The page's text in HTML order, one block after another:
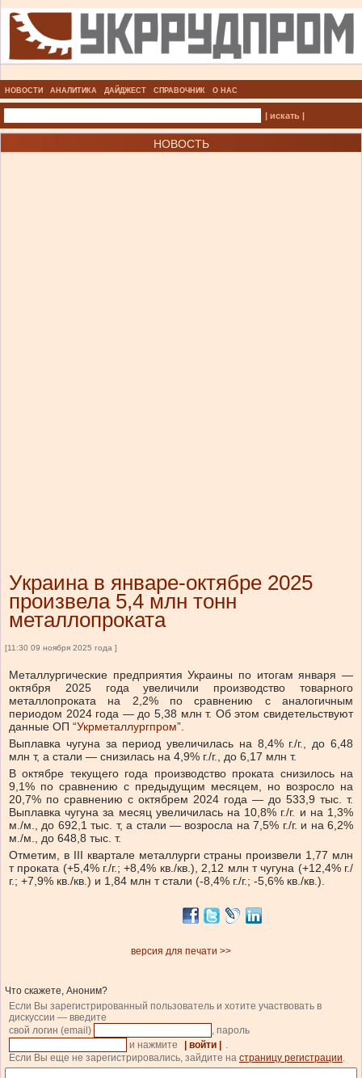
НОВОСТИ АНАЛИТИКА ДАЙДЖЕСТ СПРАВОЧНИК О НАС
| искать |
НОВОСТЬ
Украина в январе-октябре 2025
произвела 5,4 млн тонн
металлопроката
[11:30 09 ноября 2025 года ]
Металлургические предприятия Украины по итогам января —
октября 2025 года увеличили производство товарного
металлопроката на 2,2% по сравнению с аналогичным
периодом 2024 года — до 5,38 млн т. Об этом свидетельствуют
данные ОП “Укрметаллургпром”.
Выплавка чугуна за период увеличилась на 8,4% г./г., до 6,48
млн т, а стали — снизилась на 4,9% г./г., до 6,17 млн т.
В октябре текущего года производство проката снизилось на
9,1% по сравнению с предыдущим месяцем, но возросло на
20,7% по сравнению с октябрем 2024 года — до 533,9 тыс. т.
Выплавка чугуна за месяц увеличилась на 10,8% г./г. и на 1,3%
м./м., до 692,1 тыс. т, а стали — возросла на 7,5% г./г. и на 6,2%
м./м., до 648,8 тыс. т.
Отметим, в III квартале металлурги страны произвели 1,77 млн
т проката (+5,4% г./г.; +8,4% кв./кв.), 2,12 млн т чугуна (+12,4% г./
г.; +7,9% кв./кв.) и 1,84 млн т стали (-8,4% г./г.; -5,6% кв./кв.).
версия для печати >>
Что скажете, Аноним?
Если Вы зарегистрированный пользователь и хотите участвовать в
дискуссии — введите
свой логин (email)
, пароль
и нажмите
| войти |
.
Если Вы еще не зарегистрировались, зайдите на страницу регистрации.